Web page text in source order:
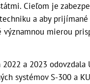
Cieľom je
a aby
významnou mierou
2022 a 2023
systémov S-300 a